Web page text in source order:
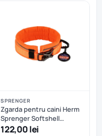
SPRENGER
Zgarda pentru caini Herm
Sprenger Softshell
reglabila - L/XL - Oranj
122,00 lei